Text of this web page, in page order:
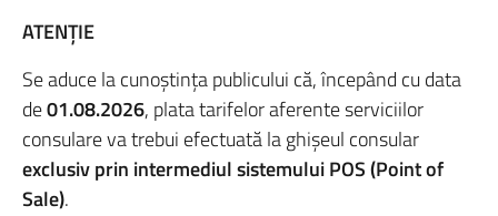
ATENȚIE
Se aduce la cunoștința publicului că, începând cu data
de01.08.2026, plata tarifelor aferente serviciilor
consulare va trebui efectuată la ghișeul consular
exclusiv prin intermediul sistemului POS (Point of
Sale).